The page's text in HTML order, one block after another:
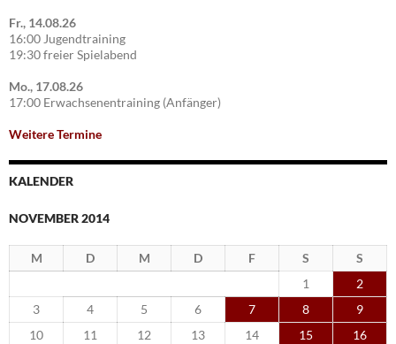
Fr., 14.08.26
16:00 Jugendtraining
19:30 freier Spielabend
Mo., 17.08.26
17:00 Erwachsenentraining (Anfänger)
Weitere Termine
KALENDER
NOVEMBER 2014
M D M D F S
S
1
2
3
4 5 6 7 8
9
10
11 12 13 14 15
16